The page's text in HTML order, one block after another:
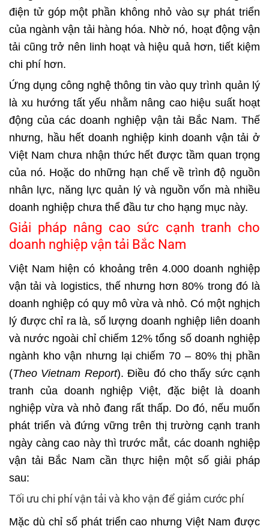
điện tử góp một phần không nhỏ vào sự phát triển
của ngành vận tải hàng hóa. Nhờ nó, hoạt động vận
tải cũng trở nên linh hoạt và hiệu quả hơn, tiết kiệm
chi phí hơn.
Ứng dụng công nghệ thông tin vào quy trình quản lý
là xu hướng tất yếu nhằm nâng cao hiệu suất hoạt
động của các doanh nghiệp vận tải Bắc Nam. Thế
nhưng, hầu hết doanh nghiệp kinh doanh vận tải ở
Việt Nam chưa nhận thức hết được tầm quan trọng
của nó. Hoặc do những hạn chế về trình độ nguồn
nhân lực, năng lực quản lý và nguồn vốn mà nhiều
doanh nghiệp chưa thể đầu tư cho hạng mục này.
Giải pháp nâng cao sức cạnh tranh cho
doanh nghiệp vận tải Bắc Nam
Việt Nam hiện có khoảng trên 4.000 doanh nghiệp
vận tải và logistics, thế nhưng hơn 80% trong đó là
doanh nghiệp có quy mô vừa và nhỏ. Có một nghịch
lý được chỉ ra là, số lượng doanh nghiệp liên doanh
và nước ngoài chỉ chiếm 12% tổng số doanh nghiệp
ngành kho vận nhưng lại chiếm 70 – 80% thị phần
(Theo Vietnam Report). Điều đó cho thấy sức cạnh
tranh của doanh nghiệp Việt, đặc biệt là doanh
nghiệp vừa và nhỏ đang rất thấp. Do đó, nếu muốn
phát triển và đứng vững trên thị trường cạnh tranh
ngày càng cao này thì trước mắt, các doanh nghiệp
vận tải Bắc Nam cần thực hiện một số giải pháp
sau:
Tối ưu chi phí vận tải và kho vận để giảm cước phí
Mặc dù chỉ số phát triển cao nhưng Việt Nam được